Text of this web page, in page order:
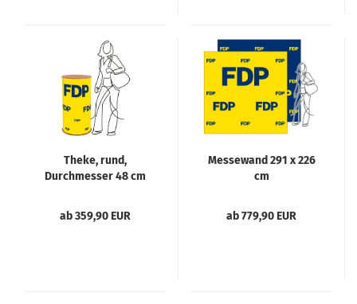
Theke, rund,
Durchmesser 48 cm
ab 359,90 EUR
Messewand 291 x 226
cm
ab 779,90 EUR